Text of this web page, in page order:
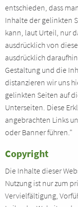
entschieden, dass
Inhalte der gelinkten
kann, laut Urteil, nur
ausdrücklich von
ausdrücklich
Gestaltung und die
distanzieren wir uns
gelinkten Seiten auf
Unterseiten. Diese
angebrachten Links
oder Banner führen."
Copyright
Die Inhalte dieser
Nutzung ist nur zum
Vervielfältigung,